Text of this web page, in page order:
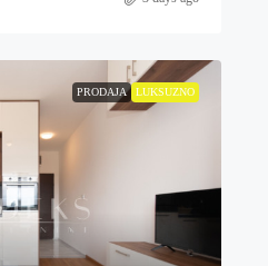
PRODAJA LUKSUZNO